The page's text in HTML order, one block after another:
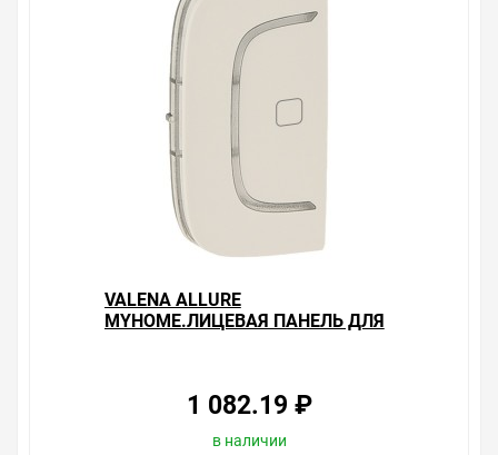
VALENA ALLURE
MYHOME.ЛИЦЕВАЯ ПАНЕЛЬ ДЛЯ
1 082.19 ₽
в наличии